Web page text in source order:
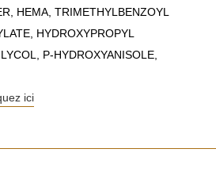
HEMA, TRIMETHYLBENZOYL
HYDROXYPROPYL
P-HYDROXYANISOLE,
ici